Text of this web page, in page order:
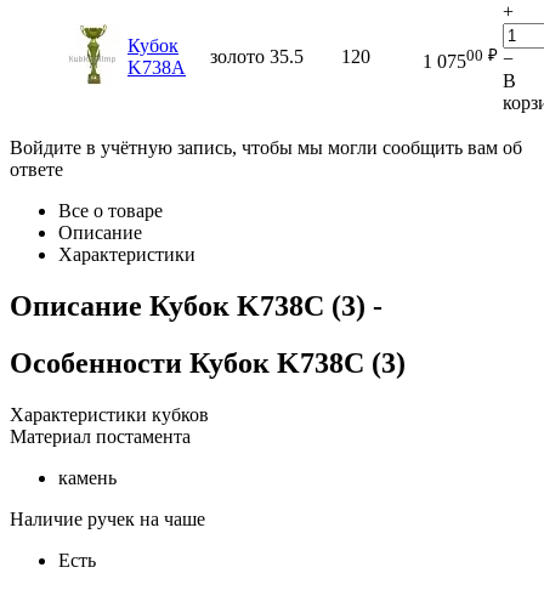
Кубок
K738A
золото 35.5 120 1 07500 ₽
+
−
В
Войдите в учётную запись, чтобы мы могли сообщить вам об
ответе
Все о товаре
Описание
Характеристики
Описание Кубок K738C (3) -
Особенности Кубок K738C (3)
Характеристики кубков
Материал постамента
камень
Наличие ручек на чаше
Есть